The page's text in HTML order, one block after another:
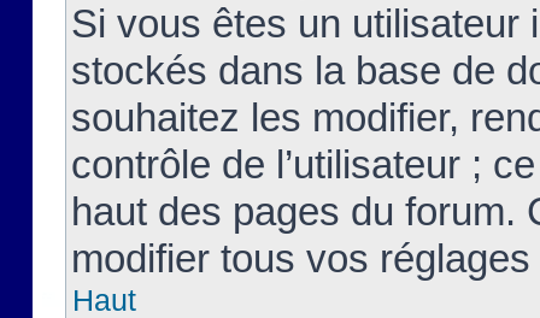
Si vous êtes un
stockés dans la base de
souhaitez les modifier,
contrôle de l’utilisateur ;
haut des pages du forum.
modifier tous vos
Haut